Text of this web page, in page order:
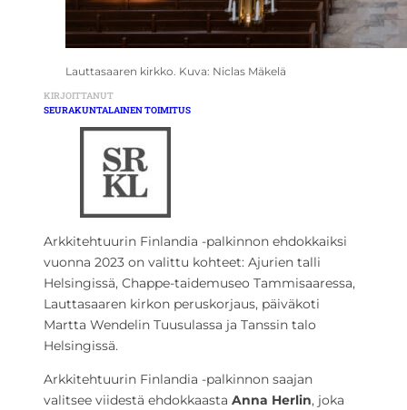
Lauttasaaren kirkko. Kuva: Niclas Mäkelä
KIRJOITTANUT
SEURAKUNTALAINEN TOIMITUS
Arkkitehtuurin Finlandia -palkinnon ehdokkaiksi
vuonna 2023 on valittu kohteet: Ajurien talli
Helsingissä, Chappe-taidemuseo Tammisaaressa,
Lauttasaaren kirkon peruskorjaus, päiväkoti
Martta Wendelin Tuusulassa ja Tanssin talo
Helsingissä.
Arkkitehtuurin Finlandia -palkinnon saajan
valitsee viidestä ehdokkaasta Anna Herlin, joka